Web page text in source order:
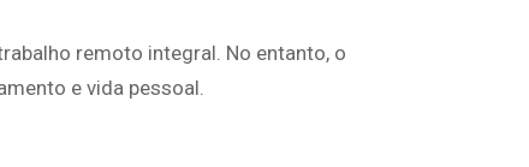
remoto integral. No entanto, o
e vida pessoal.